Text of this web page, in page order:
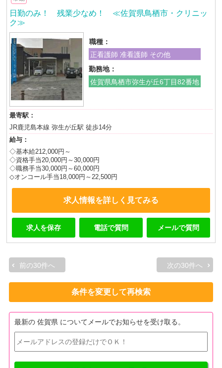
日勤のみ！ 残業少なめ！ ≪佐賀県鳥栖市・クリニッ
ク≫
職種：
正看護師 准看護師 その他
勤務地：
佐賀県鳥栖市弥生が丘6丁目82番地
最寄駅：
JR鹿児島本線 弥生が丘駅 徒歩14分
給与：
◇基本給212,000円～
◇資格手当20,000円～30,000円
◇職務手当30,000円～60,000円
◇オンコール手当18,000円～22,500円
求人情報を詳しく見てみる
求人を保存 電話で質問 メールで質問
前の30件へ 次の30件へ
条件を変更して再検索
最新の 佐賀県 についてメールでお知らせを受け取る。